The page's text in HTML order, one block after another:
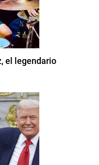
el legendario